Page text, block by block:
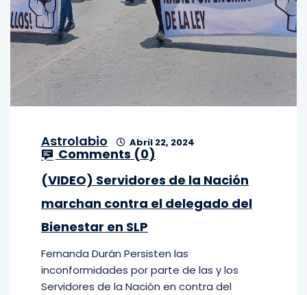
Astrolabio Abril 22, 2024
Comments (0)
(VIDEO) Servidores de la Nación
marchan contra el delegado del
Bienestar en SLP
Fernanda Durán Persisten las
inconformidades por parte de las y los
Servidores de la Nación en contra del